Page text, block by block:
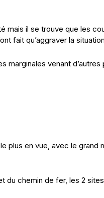
mais il se trouve que les
fait qu’aggraver la
marginales venant
plus en vue, avec le grand
chemin de fer, les 2